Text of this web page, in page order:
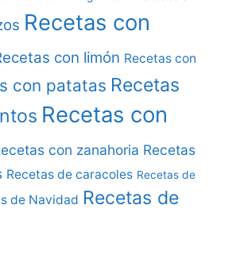
Recetas con
con limón Recetas con
con patatas Recetas
Recetas con
con zanahoria Recetas
Recetas de caracoles Recetas de
de Navidad Recetas de